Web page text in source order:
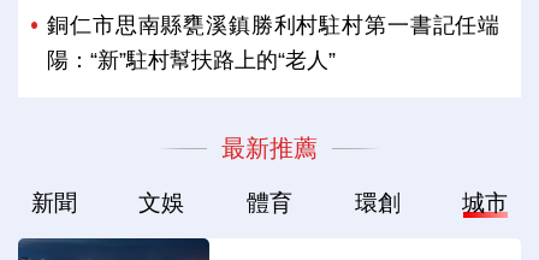
銅仁市思南縣甕溪鎮勝利村駐村第一書記任端
陽：“新”駐村幫扶路上的“老人”
最新推薦
新聞 文娛 體育 環創 城市